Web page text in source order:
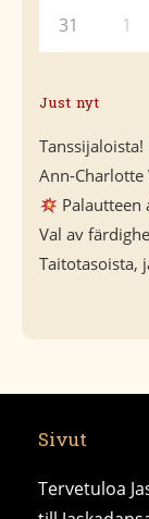
31 1
Just nyt
Ann-Charlotte
Palautteen
Val av
Taitotasoista,
Sivut
Tervetuloa